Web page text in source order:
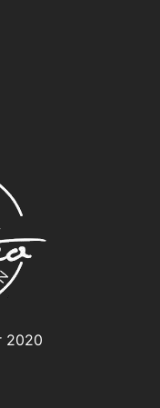
2020